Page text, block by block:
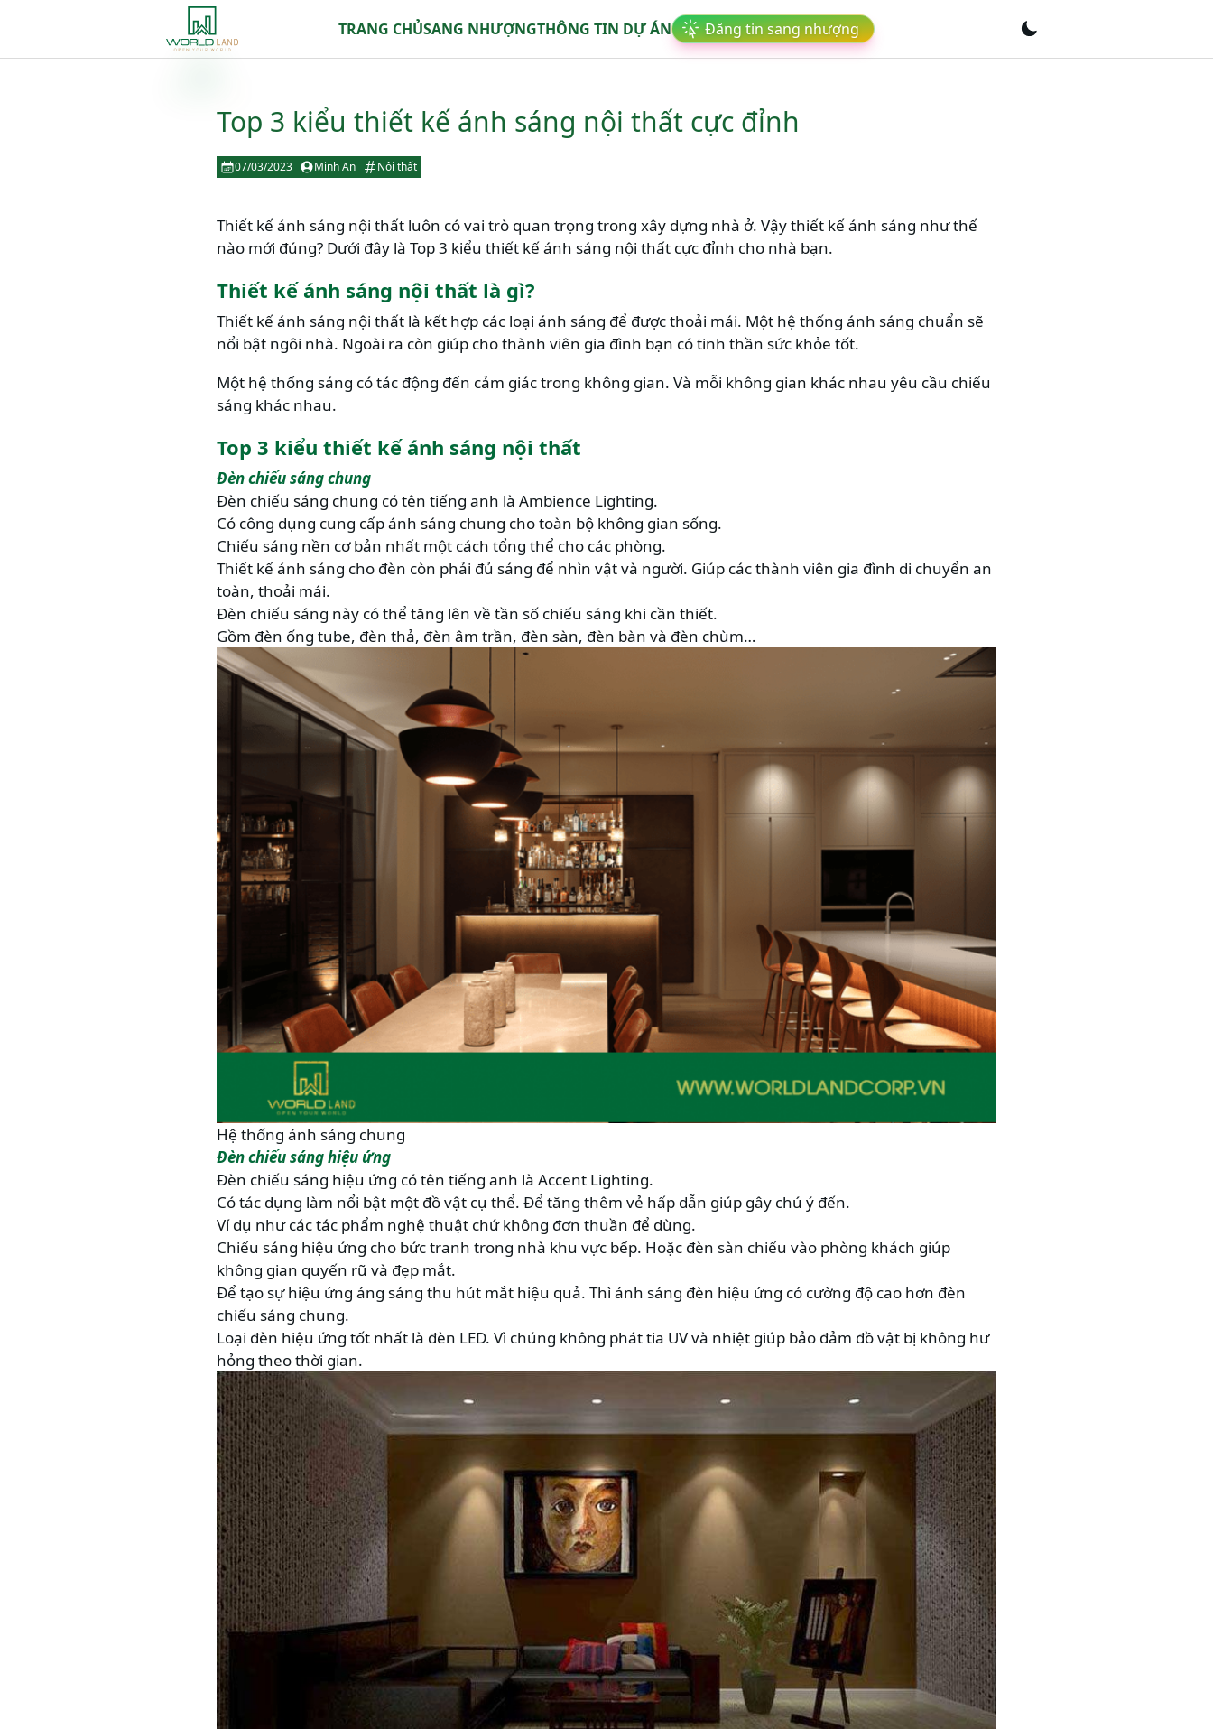
TRANG CHỦSANG NHƯỢNGTHÔNG TIN DỰ ÁN Đăng tin sang nhượng
Top 3 kiểu thiết kế ánh sáng nội thất cực đỉnh
07/03/2023 Minh An Nội thất
Thiết kế ánh sáng nội thất luôn có vai trò quan trọng trong xây dựng nhà ở. Vậy thiết kế ánh sáng như thế
nào mới đúng? Dưới đây là Top 3 kiểu thiết kế ánh sáng nội thất cực đỉnh cho nhà bạn.
Thiết kế ánh sáng nội thất là gì?
Thiết kế ánh sáng nội thất là kết hợp các loại ánh sáng để được thoải mái. Một hệ thống ánh sáng chuẩn sẽ
nổi bật ngôi nhà. Ngoài ra còn giúp cho thành viên gia đình bạn có tinh thần sức khỏe tốt.
Một hệ thống sáng có tác động đến cảm giác trong không gian. Và mỗi không gian khác nhau yêu cầu chiếu
sáng khác nhau.
Top 3 kiểu thiết kế ánh sáng nội thất
Đèn chiếu sáng chung
Đèn chiếu sáng chung có tên tiếng anh là Ambience Lighting.
Có công dụng cung cấp ánh sáng chung cho toàn bộ không gian sống.
Chiếu sáng nền cơ bản nhất một cách tổng thể cho các phòng.
Thiết kế ánh sáng cho đèn còn phải đủ sáng để nhìn vật và người. Giúp các thành viên gia đình di chuyển an
toàn, thoải mái.
Đèn chiếu sáng này có thể tăng lên về tần số chiếu sáng khi cần thiết.
Gồm đèn ống tube, đèn thả, đèn âm trần, đèn sàn, đèn bàn và đèn chùm…
Hệ thống ánh sáng chung
Đèn chiếu sáng hiệu ứng
Đèn chiếu sáng hiệu ứng có tên tiếng anh là Accent Lighting.
Có tác dụng làm nổi bật một đồ vật cụ thể. Để tăng thêm vẻ hấp dẫn giúp gây chú ý đến.
Ví dụ như các tác phẩm nghệ thuật chứ không đơn thuần để dùng.
Chiếu sáng hiệu ứng cho bức tranh trong nhà khu vực bếp. Hoặc đèn sàn chiếu vào phòng khách giúp
không gian quyến rũ và đẹp mắt.
Để tạo sự hiệu ứng áng sáng thu hút mắt hiệu quả. Thì ánh sáng đèn hiệu ứng có cường độ cao hơn đèn
chiếu sáng chung.
Loại đèn hiệu ứng tốt nhất là đèn LED. Vì chúng không phát tia UV và nhiệt giúp bảo đảm đồ vật bị không hư
hỏng theo thời gian.